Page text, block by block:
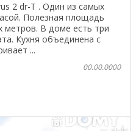
2 dr-T . Один из самых
Полезная площадь
метров. В доме есть три
Кухня объединена с
...
00.00.0000